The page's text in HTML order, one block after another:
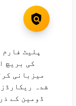
شدہ
ڈومین کے